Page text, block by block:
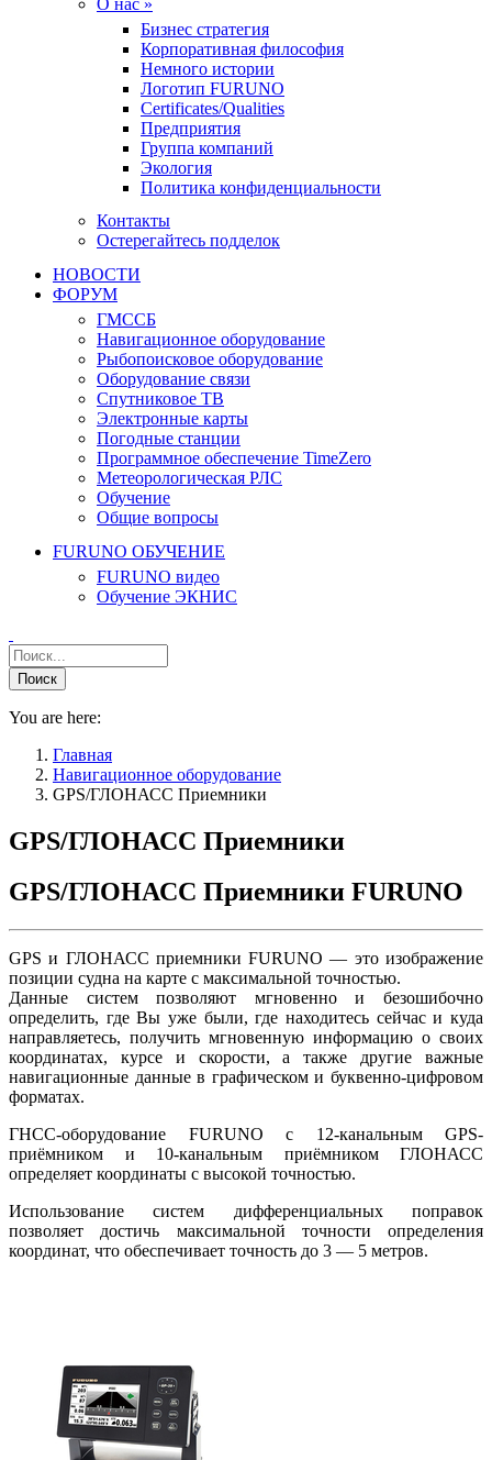
Бизнес стратегия
Корпоративная философия
Немного истории
Логотип FURUNO
Certificates/Qualities
Предприятия
Группа компаний
Экология
Политика конфиденциальности
Контакты
Остерегайтесь подделок
НОВОСТИ
ФОРУМ
ГМССБ
Навигационное оборудование
Рыбопоисковое оборудование
Оборудование связи
Спутниковое ТВ
Электронные карты
Погодные станции
Программное обеспечение TimeZero
Метеорологическая РЛС
Обучение
Общие вопросы
FURUNO ОБУЧЕНИЕ
FURUNO видео
Обучение ЭКНИС
You are here:
Главная
Навигационное оборудование
GPS/ГЛОНАСС Приемники
GPS/ГЛОНАСС Приемники
GPS/ГЛОНАСС Приемники FURUNO
GPS и ГЛОНАСС приемники FURUNO — это изображение
позиции судна на карте с максимальной точностью.
Данные систем позволяют мгновенно и безошибочно
определить, где Вы уже были, где находитесь сейчас и куда
направляетесь, получить мгновенную информацию о своих
координатах, курсе и скорости, а также другие важные
навигационные данные в графическом и буквенно-цифровом
форматах.
ГНСС-оборудование FURUNO с 12-канальным GPS-
приёмником и 10-канальным приёмником ГЛОНАСС
определяет координаты с высокой точностью.
Использование систем дифференциальных поправок
позволяет достичь максимальной точности определения
координат, что обеспечивает точность до 3 — 5 метров.